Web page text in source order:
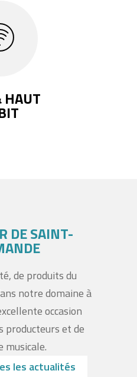
DE SAINT-
de produits du
notre domaine à
occasion
producteurs et de
musicale.
les actualités